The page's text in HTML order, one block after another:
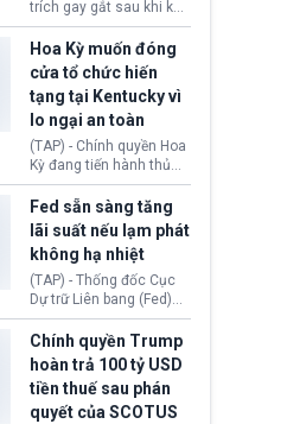
tục che giấu hành vi, tạo
thêm danh tính khác
nhằm duy trì hoạt động
trích gay gắt sau khi kế
hoạch thương mại hoá
World Cup bị phanh phui,
Chủ tịch Gianni Infantino
tiếp tục đối mặt cáo
buộc dùng sức ép tài
chính để đổi lấy sự ủng
chính trị từ Liên đoàn
Bóng đá Jordan. Trước
áp lực dồn dập, FIFA phải
tổ chức cuộc họp khẩn ở
Morocco.
Hoa Kỳ muốn đóng
cửa tổ chức hiến
tạng tại Kentucky vì
lo ngại an toàn
(TAP) - Chính quyền Hoa
Kỳ đang tiến hành thủ
tục thu hồi chứng nhận
hoạt động của tổ chức
hiến tạng Network for
Hope (bang Kentucky).
Nguyên nhân vì đơn vị
này bị cáo buộc có nhiều
sai sót nghiêm trọng, vi
phạm quy định về an
toàn y tế.
Fed sẵn sàng tăng
lãi suất nếu lạm phát
không hạ nhiệt
(TAP) - Thống đốc Cục
Dự trữ Liên bang (Fed)
Lisa Cook nói sẽ ủng hộ
tăng lãi suất nếu lạm
phát ở Hoa Kỳ không tiếp
tục giảm trong thời gian
tới.
Chính quyền Trump
hoàn trả 100 tỷ USD
tiền thuế sau phán
quyết của SCOTUS